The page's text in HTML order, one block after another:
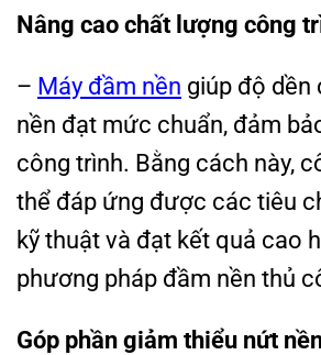
Nâng cao chất lượng công
– Máy đầm nền giúp độ dền
nền đạt mức chuẩn, đảm
công trình. Bằng cách này,
thể đáp ứng được các tiêu
kỹ thuật và đạt kết quả cao
phương pháp đầm nền thủ
Góp phần giảm thiểu nứt